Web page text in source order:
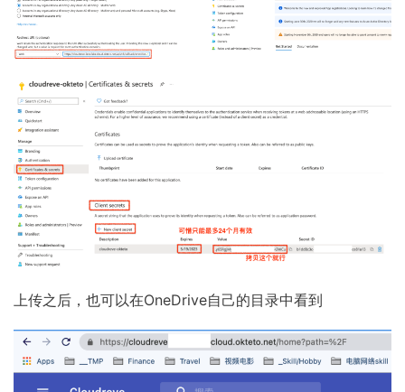
上传之后，也可以在OneDrive自己的目录中看到